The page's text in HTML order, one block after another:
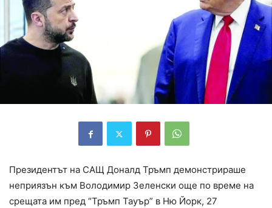
Президентът на САЩ Доналд Тръмп демонстрираше
неприязън към Володимир Зеленски още по време на
срещата им пред “Тръмп Тауър” в Ню Йорк, 27